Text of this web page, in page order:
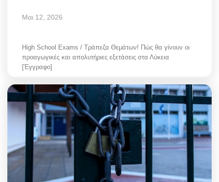
Μαι 12, 2026
High School Exams / Τράπεζα Θεμάτων! Πώς θα γίνουν οι
προαγωγικές και απολυτήριες εξετάσεις στα Λύκεια
[Έγγραφο]